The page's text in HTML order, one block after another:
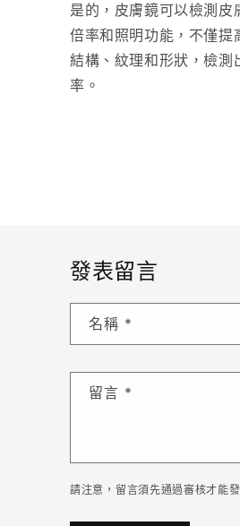
是的，皮膚鏡可以檢測
倍率和照明功能，不僅提
結構、紋理和形狀，檢測
率。
發表留言
名稱 *
留言 *
請注意，留言須先通過審核才能發